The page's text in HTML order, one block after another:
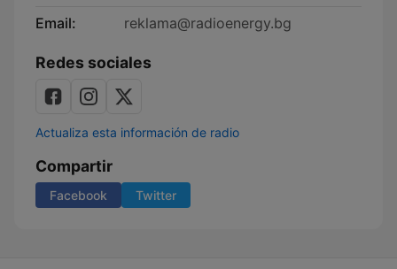
Email:
reklama@radioenergy.bg
Redes sociales
Actualiza esta información de radio
Compartir
Facebook Twitter